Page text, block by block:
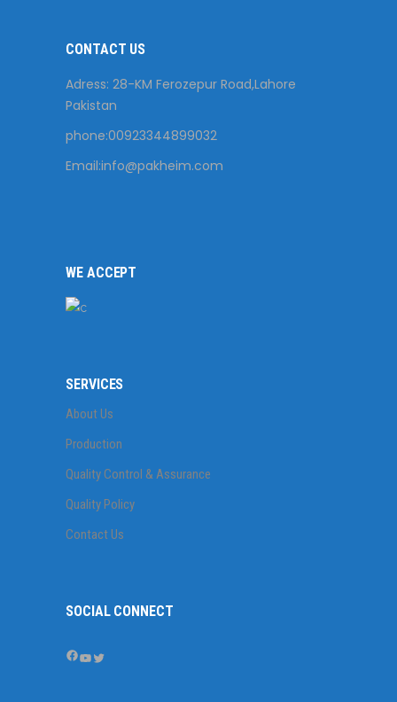
CONTACT US
Adress: 28-KM Ferozepur Road,Lahore
Pakistan
phone:00923344899032
Email:info@pakheim.com
WE ACCEPT
SERVICES
About Us
Production
Quality Control & Assurance
Quality Policy
Contact Us
SOCIAL CONNECT
Facebook
YouTube
Twitter